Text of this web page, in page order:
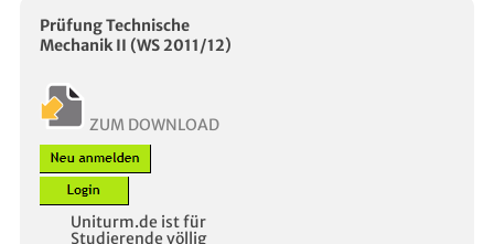
Prüfung Technische
Mechanik II (WS 2011/12)
ZUM DOWNLOAD
Uniturm.de ist für
Studierende völlig